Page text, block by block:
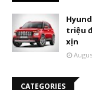
triệu
xịn
CATEGORIES